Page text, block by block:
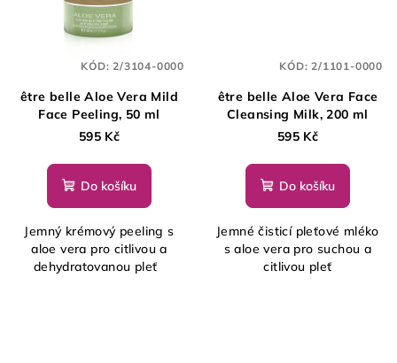
être belle Aloe Vera Mild
Face Peeling, 50 ml
595 Kč
Do košíku
Jemný krémový peeling s
aloe vera pro citlivou a
dehydratovanou pleť
KÓD:2/3104-0000
être belle Aloe Vera Face
Cleansing Milk, 200 ml
595 Kč
Do košíku
Jemné čisticí pleťové mléko
s aloe vera pro suchou a
citlivou pleť
KÓD:2/1101-0000